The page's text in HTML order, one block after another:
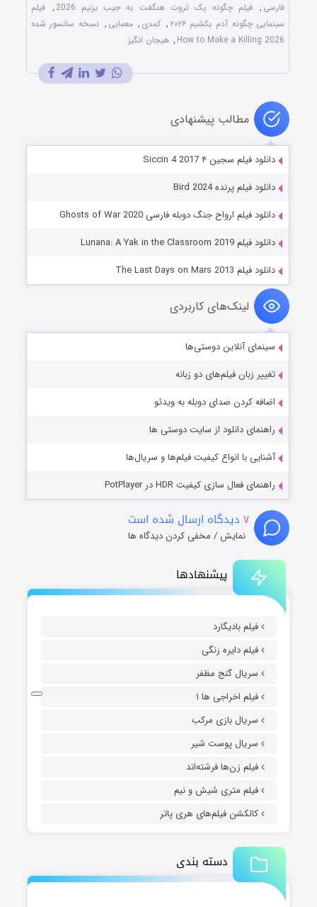
پیشنهادها
فیلم بادیگارد
فیلم دایره زنگی
سریال گنج مظفر
فیلم اخراجی ها ۱
سریال بازی مرکب
سریال پوست شیر
فیلم زن‌ها فرشته‌اند
فیلم متری شیش و نیم
کالکشن فیلم‌های هری پاتر
دسته بندی
فارسی , فیلم چگونه یک ثروت هنگفت به جیب بزنیم 2026 , فیلم
سینمایی چگونه آدم بکشیم ۲۰۲۶
, کمدی , معمایی , نسخه سانسور شده
How to Make a Killing 2026
, هیجان انگیز
مطالب پیشنهادی
دانلود فیلم سجین ۴ Siccin 4 2017
دانلود فیلم پرنده Bird 2024
دانلود فیلم ارواح جنگ دوبله فارسی Ghosts of War 2020
دانلود فیلم Lunana: A Yak in the Classroom 2019
دانلود فیلم The Last Days on Mars 2013
لینک‌های کاربردی
سینمای آنلاین دوستی‌ها
تغییر زبان فیلم‌های دو زبانه
اضافه کردن صدای دوبله به ویدئو
راهنمای دانلود از سایت دوستی ها
آشنایی با انواع کیفیت فیلم‌ها و سریال‌ها
راهنمای فعال سازی کیفیت HDR در PotPlayer
۷ دیدگاه ارسال شده است
نمایش / مخفی کردن دیدگاه ها